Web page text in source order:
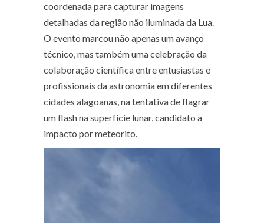
coordenada para capturar imagens
detalhadas da região não iluminada da Lua.
O evento marcou não apenas um avanço
técnico, mas também uma celebração da
colaboração científica entre entusiastas e
profissionais da astronomia em diferentes
cidades alagoanas, na tentativa de flagrar
um flash na superfície lunar, candidato a
impacto por meteorito.